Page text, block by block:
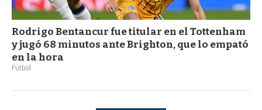
Rodrigo Bentancur fue titular en el Tottenham
y jugó 68 minutos ante Brighton, que lo empató
en la hora
Fútbol